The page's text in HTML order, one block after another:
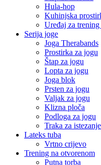
Hula-hop
Kuhinjska
Uređaj za trening
Serija joge
Joga Therabands
Prostirka za jogu
Štap za jogu
Lopta za jogu
Joga blok
Prsten za jogu
Valjak za jogu
Klizna ploča
Podloga za jogu
Traka za
Lateks tuba
Vrtno crijevo
Trening na otvorenom
Putna torba